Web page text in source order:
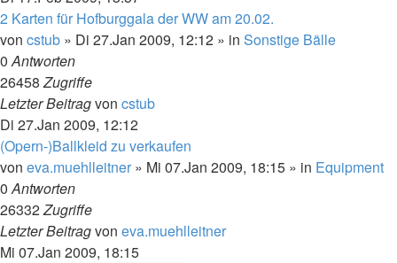
2 Karten für Hofburggala der WW am 20.02.
von cstub » Di 27.Jan 2009, 12:12 » in Sonstige Bälle
0Antworten
26458Zugriffe
Letzter Beitragvon cstub
Di 27.Jan 2009, 12:12
(Opern-)Ballkleid zu verkaufen
von eva.muehlleitner » Mi 07.Jan 2009, 18:15 » in Equipment
0Antworten
26332Zugriffe
Letzter Beitragvon eva.muehlleitner
Mi 07.Jan 2009, 18:15